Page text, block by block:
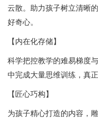
云散。助力孩子树立清晰
好奇心。
【内在化存储】
科学把控教学的难易梯度
中完成大量思维训练，真
【匠心巧构】
为孩子精心打造的内容，